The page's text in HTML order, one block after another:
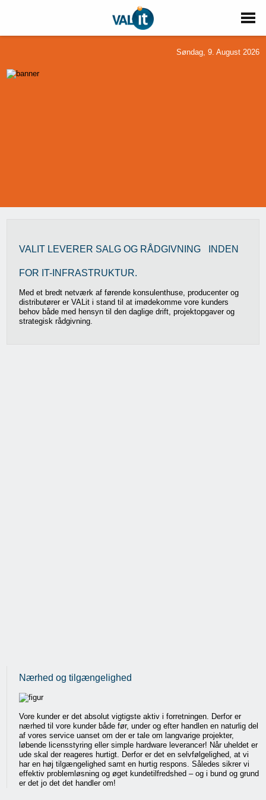
Søndag, 9. August 2026
VALIT LEVERER SALG OG RÅDGIVNING INDEN
FOR IT-INFRASTRUKTUR.
Med et bredt netværk af førende konsulenthuse, producenter og
distributører er VALit i stand til at imødekomme vore kunders
behov både med hensyn til den daglige drift, projektopgaver og
strategisk rådgivning.
Nærhed og tilgængelighed
Vore kunder er det absolut vigtigste aktiv i forretningen. Derfor er
nærhed til vore kunder både før, under og efter handlen en naturlig del
af vores service uanset om der er tale om langvarige projekter,
løbende licensstyring eller simple hardware leverancer! Når uheldet er
ude skal der reageres hurtigt. Derfor er det en selvfølgelighed, at vi
har en høj tilgængelighed samt en hurtig respons. Således sikrer vi
effektiv problemløsning og øget kundetilfredshed – og i bund og grund
er det jo det det handler om!